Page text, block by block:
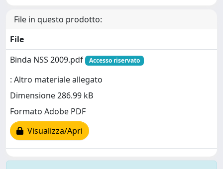
File in questo prodotto:
File
Binda NSS 2009.pdf
Accesso riservato
: Altro materiale allegato
Dimensione 286.99 kB
Formato Adobe PDF
Visualizza/Apri